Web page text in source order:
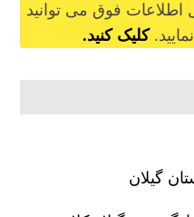
اطلاعات فوق می توانید
کلیک کنید.
گیلان